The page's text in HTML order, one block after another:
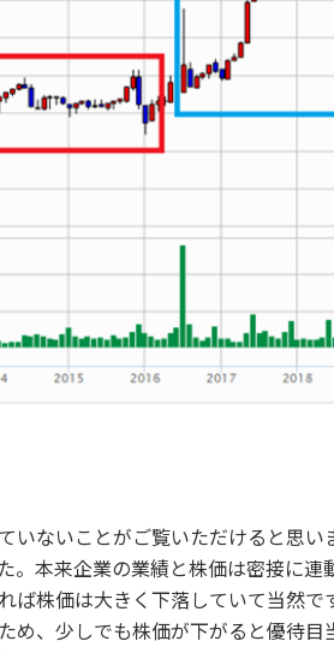
いないことがご覧いただけると思い
本来企業の業績と株価は密接に連
ば株価は大きく下落していて当然で
め、少しでも株価が下がると優待目